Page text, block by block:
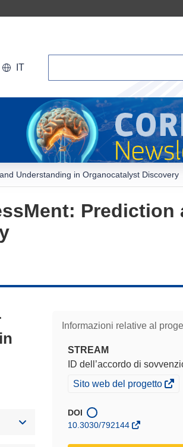
IT
Understanding in Organocatalyst Discovery
Prediction
Informazioni relative al
STREAM
ID dell’accordo di
(si
una
nuova
Sito web del progetto
DOI
10.3030/792144